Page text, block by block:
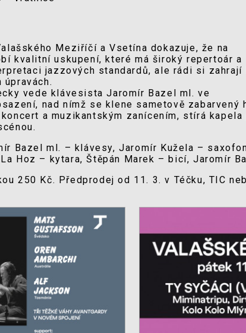
Meziříčí a Vsetína dokazuje, že na
kvalitní uskupení, které má široký repertoár a
jazzových standardů, ale rádi si zahrají
vede klávesista Jaromír Bazel ml. ve
nad nímž se klene sametově zabarvený
a muzikantským zanícením, stírá
Bazel ml. – klávesy, Jaromír Kužela –
Hoz – kytara, Štěpán Marek – bicí, Jaromír
250 Kč. Předprodej od 11. 3. v Téčku, TIC